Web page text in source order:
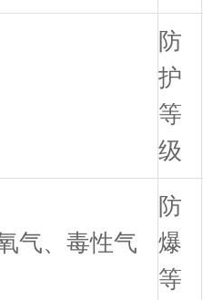
防
护
等
级
气、毒性气
防
爆
等